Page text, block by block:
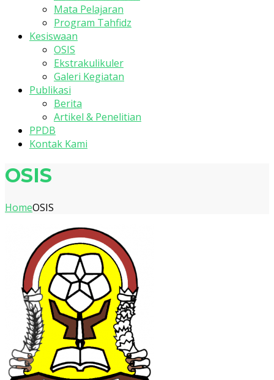
Mata Pelajaran
Program Tahfidz
Kesiswaan
OSIS
Ekstrakulikuler
Galeri Kegiatan
Publikasi
Berita
Artikel & Penelitian
PPDB
Kontak Kami
OSIS
HomeOSIS